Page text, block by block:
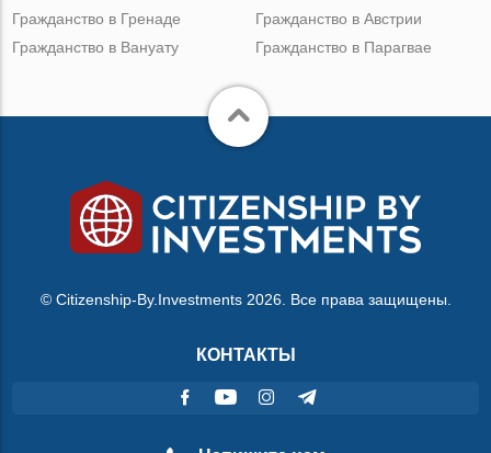
Гражданство в Гренаде
Гражданство в Вануату
Гражданство в Австрии
Гражданство в Парагвае
© Citizenship-By.Investments 2026. Все права защищены.
КОНТАКТЫ